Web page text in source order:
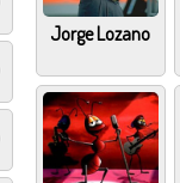
Jorge Lozano